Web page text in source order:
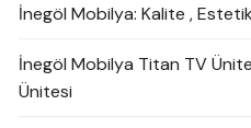
İnegöl Mobilya: Kalite ,
İnegöl Mobilya Titan TV
Ünitesi